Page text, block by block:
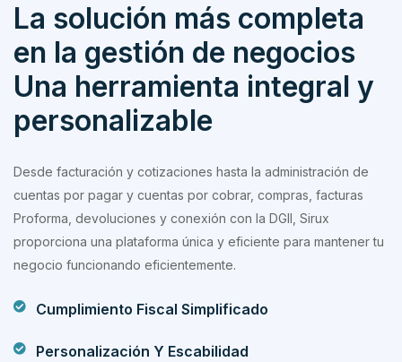
La solución más completa
en la gestión de negocios
Una herramienta integral y
personalizable
Desde facturación y cotizaciones hasta la administración de
cuentas por pagar y cuentas por cobrar, compras, facturas
Proforma, devoluciones y conexión con la DGII, Sirux
proporciona una plataforma única y eficiente para mantener tu
negocio funcionando eficientemente.
Cumplimiento Fiscal Simplificado
Personalización Y Escabilidad